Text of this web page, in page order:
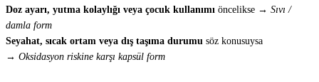
Doz ayarı, yutma kolaylığı veya çocuk kullanımı öncelikse → Sıvı /
damla form
Seyahat, sıcak ortam veya dış taşıma durumu söz konusuysa
→ Oksidasyon riskine karşı kapsül form